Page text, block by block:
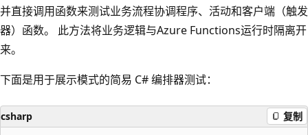
并直接调用函数来测试业务流程协调程序、活动和客户端（触发
器）函数。 此方法将业务逻辑与Azure Functions运行时隔离开
来。
下面是用于展示模式的简易 C# 编排器测试：
csharp 复制